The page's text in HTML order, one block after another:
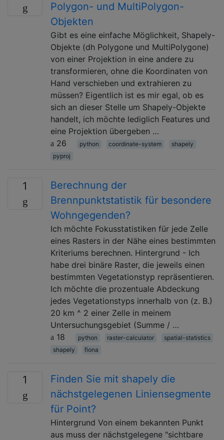
Polygon- und MultiPolygon-
Objekten
Gibt es eine einfache Möglichkeit, Shapely-
Objekte (dh Polygone und MultiPolygone)
von einer Projektion in eine andere zu
transformieren, ohne die Koordinaten von
Hand verschieben und extrahieren zu
müssen? Eigentlich ist es mir egal, ob es
sich an dieser Stelle um Shapely-Objekte
handelt, ich möchte lediglich Features und
eine Projektion übergeben …
26
python coordinate-system
shapely
pyproj
1
Berechnung der
Brennpunktstatistik für besondere
Wohngegenden?
Ich möchte Fokusstatistiken für jede Zelle
eines Rasters in der Nähe eines bestimmten
Kriteriums berechnen. Hintergrund - Ich
habe drei binäre Raster, die jeweils einen
bestimmten Vegetationstyp repräsentieren.
Ich möchte die prozentuale Abdeckung
jedes Vegetationstyps innerhalb von (z. B.)
20 km ^ 2 einer Zelle in meinem
Untersuchungsgebiet (Summe / …
18
python raster-calculator
spatial-statistics
shapely
fiona
1
Finden Sie mit shapely die
nächstgelegenen Liniensegmente
für Point?
Hintergrund Von einem bekannten Punkt
aus muss der nächstgelegene "sichtbare